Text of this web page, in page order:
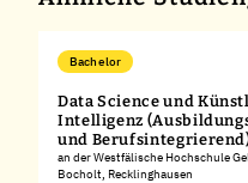
Bachelor
Data Science und
Intelligenz
und
an der Westfälische Hochschule
Bocholt, Recklinghausen